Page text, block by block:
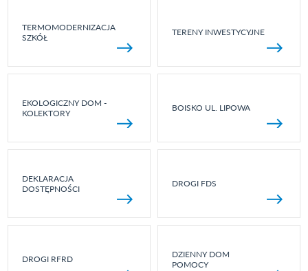
TERMOMODERNIZACJA
SZKÓŁ
TERENY INWESTYCYJNE
EKOLOGICZNY DOM -
KOLEKTORY
BOISKO UL. LIPOWA
DEKLARACJA
DOSTĘPNOŚCI
DROGI FDS
DROGI RFRD
DZIENNY DOM
POMOCY